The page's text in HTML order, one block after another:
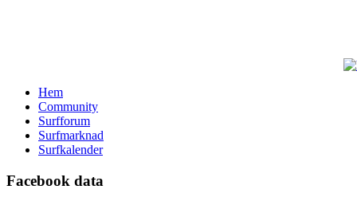
Hem
Community
Surfforum
Surfmarknad
Surfkalender
Facebook data